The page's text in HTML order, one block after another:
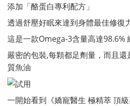
添加「酪蛋白專利配方」
透過舒壓好眠來達到身體最佳修復
這是一款Omega-3含量高達98.6%
嚴密的包裝,每顆都足劑量，而且還
質魚油
一開始看到《嬌寵醫生 極精萃 頂